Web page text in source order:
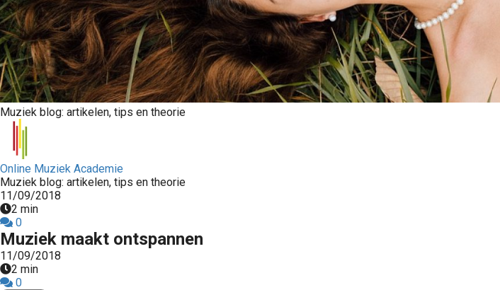
Muziek blog: artikelen, tips en theorie
Online Muziek Academie
Muziek blog: artikelen, tips en theorie
11/09/2018
2 min
0
Muziek maakt ontspannen
11/09/2018
2 min
0